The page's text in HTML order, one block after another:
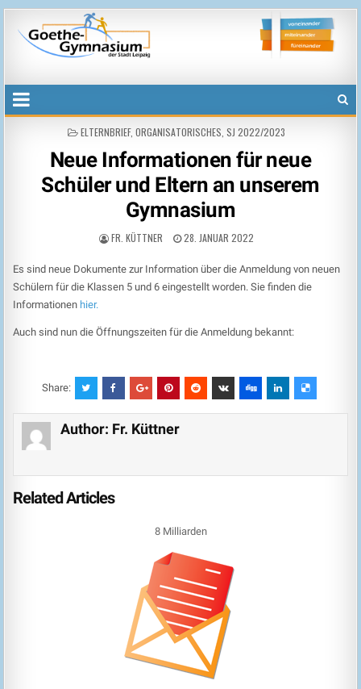
Goethegymnasium der Stadt Leipzig
POSTED
ELTERNBRIEF, ORGANISATORISCHES SJ 2022/2023
Neue Informationen für neue
Schüler und Eltern an unserem
Gymnasium
FR. KÜTTNER 28. JANUAR 2022
Es sind neue Dokumente zur Information über die Anmeldung von neuen
Schülern für die Klassen 5 und 6 eingestellt worden. Sie finden die
Informationen hier.
Auch sind nun die Öffnungszeiten für die Anmeldung bekannt:
Share:
Author: Fr. Küttner
Related Articles
8 Milliarden